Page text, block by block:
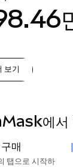
보기
에서
매
탭으로 시작하